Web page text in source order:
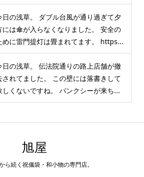
日の浅草。 ダブル台風が通り過ぎて夕
には傘が入らなくなりました。 安全の
めに雷門提灯は畳まれてます。 https...
日の浅草。 伝法院通りの路上店舗が撤
されてました。 この壁には落書きして
しくないですね。 バンクシーが来ち...
旭屋
ら続く祝儀袋・和小物の専門店。